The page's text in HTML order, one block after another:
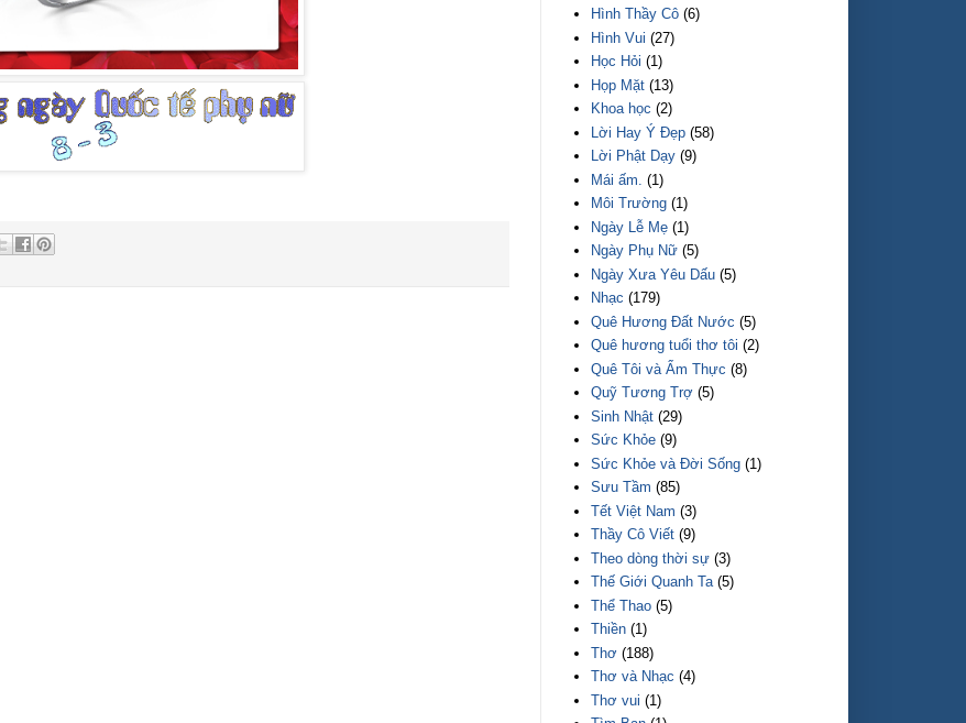
Hình Thầy Cô (6)
Hình Vui (27)
Học Hỏi (1)
Họp Mặt (13)
Khoa học (2)
Lời Hay Ý Đẹp (58)
Lời Phật Dạy (9)
Mái ấm.
(1)
Môi Trường (1)
Ngày Lễ Mẹ (1)
Ngày Phụ Nữ (5)
Ngày Xưa Yêu Dấu (5)
Nhạc (179)
Quê Hương Đất Nước (5)
Quê hương tuổi thơ tôi (2)
Quê Tôi và Ẩm Thực (8)
Quỹ Tương Trợ (5)
Sinh Nhật (29)
Sức Khỏe (9)
Sức Khỏe và Đời Sống (1)
Sưu Tầm (85)
Tết Việt Nam (3)
Thầy Cô Viết (9)
Theo dòng thời sự (3)
Thế Giới Quanh Ta (5)
Thể Thao (5)
Thiền (1)
Thơ (188)
Thơ và Nhạc (4)
Thơ vui (1)